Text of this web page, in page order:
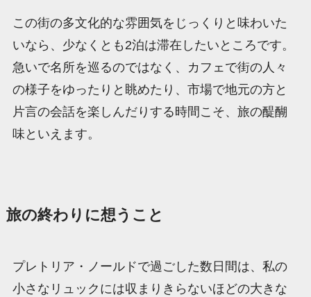
この街の多文化的な雰囲気をじっくりと味わいた
いなら、少なくとも2泊は滞在したいところです。
急いで名所を巡るのではなく、カフェで街の人々
の様子をゆったりと眺めたり、市場で地元の方と
片言の会話を楽しんだりする時間こそ、旅の醍醐
味といえます。
旅の終わりに想うこと
プレトリア・ノールドで過ごした数日間は、私の
小さなリュックには収まりきらないほどの大きな